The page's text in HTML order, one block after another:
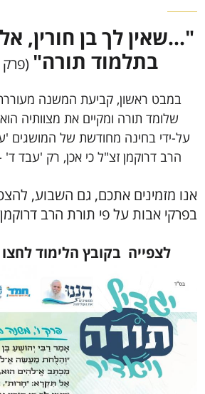
"...שאין לך בן חורין,
בתלמוד תורה"
במבט ראשון, קביעת המשנה
שלומד תורה ומקיים את מצוותיה
על-ידי בחינה מחודשת של המושגים
הרב דרוקמן זצ"ל כי אכן, רק 'עבד ד'
אנו מזמינים אתכם, גם השבוע,
בפרקי אבות על פי תורת הרב
לצפייה בקובץ הלימוד